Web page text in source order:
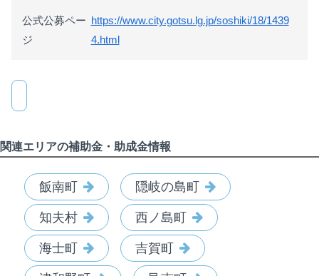
公式公募ペー
ジ
https://www.city.gotsu.lg.jp/soshiki/18/1439
4.html
関連エリアの補助金・助成金情報
飯南町 隠岐の島町
知夫村 西ノ島町
海士町 吉賀町